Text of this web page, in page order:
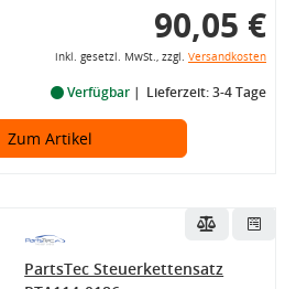
90,05 €
inkl. gesetzl. MwSt., zzgl. Versandkosten
Verfügbar Lieferzeit: 3-4 Tage
Zum Artikel
PartsTec Steuerkettensatz